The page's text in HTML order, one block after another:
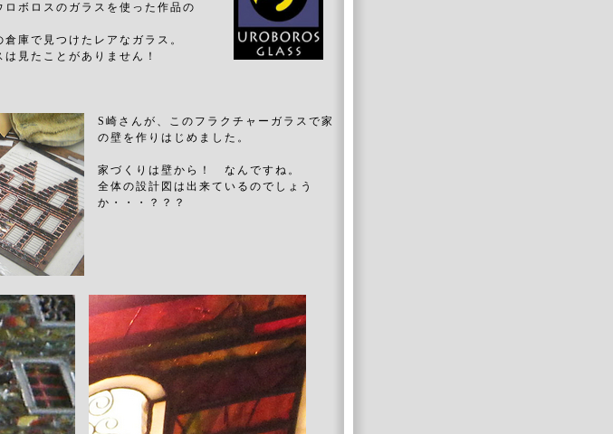
ロボロスのガラスを使った作品の
庫で見つけたレアなガラス。
見たことがありません！
S崎さんが、このフラクチャーガラスで家
の壁を作りはじめました。
家づくりは壁から！ なんですね。
全体の設計図は出来ているのでしょう
か・・・？？？